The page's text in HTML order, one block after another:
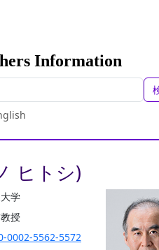
Information
ヒトシ)
学
授
0002-5562-5572